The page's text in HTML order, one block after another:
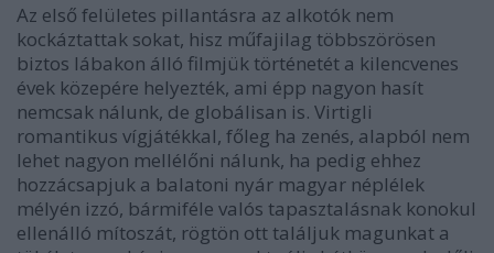
Az első felületes pillantásra az alkotók nem
kockáztattak sokat, hisz műfajilag többszörösen
biztos lábakon álló filmjük történetét a kilencvenes
évek közepére helyezték, ami épp nagyon hasít
nemcsak nálunk, de globálisan is. Virtigli
romantikus vígjátékkal, főleg ha zenés, alapból nem
lehet nagyon mellélőni nálunk, ha pedig ehhez
hozzácsapjuk a balatoni nyár magyar néplélek
mélyén izzó, bármiféle valós tapasztalásnak konokul
ellenálló mítoszát, rögtön ott találjuk magunkat a